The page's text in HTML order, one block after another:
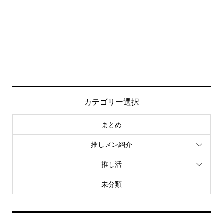
カテゴリー選択
まとめ
推しメン紹介
推し活
未分類